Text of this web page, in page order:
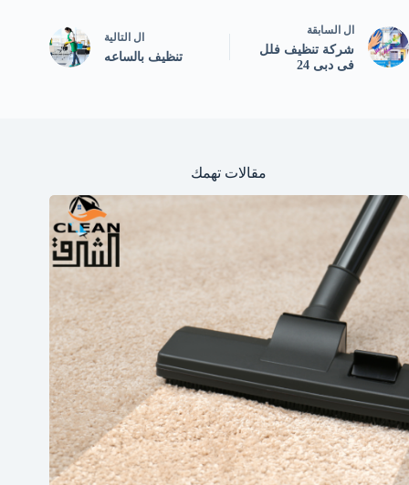
ال السابقة
شركة تنظيف فلل
فى دبى 24
ال التالية
تنظيف بالساعه
مقالات تهمك